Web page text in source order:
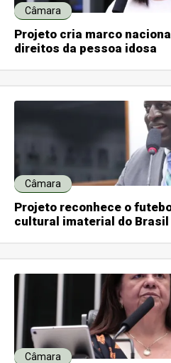
Câmara
Projeto cria marco
direitos da pessoa idosa
Câmara
Projeto reconhece o
cultural imaterial do Brasil
Câmara